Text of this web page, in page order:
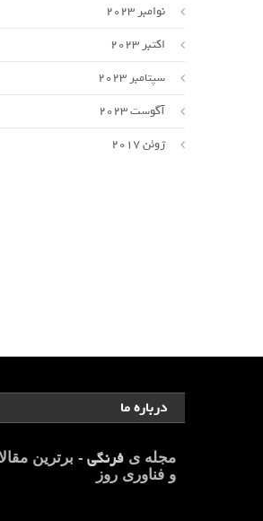
نوامبر 2023
اکتبر 2023
سپتامبر 2023
آگوست 2023
ژوئن 2017
درباره ما
مجله یفرنگی - برترین
و فناوری روز